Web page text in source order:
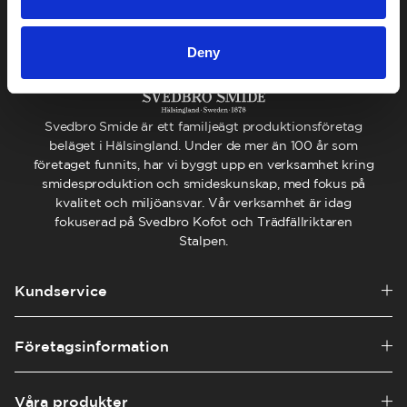
Deny
Svedbro Smide är ett familjeägt produktionsföretag
beläget i Hälsingland. Under de mer än 100 år som
företaget funnits, har vi byggt upp en verksamhet kring
smidesproduktion och smideskunskap, med fokus på
kvalitet och miljöansvar. Vår verksamhet är idag
fokuserad på Svedbro Kofot och Trädfällriktaren
Stalpen.
Kundservice
Företagsinformation
Våra produkter